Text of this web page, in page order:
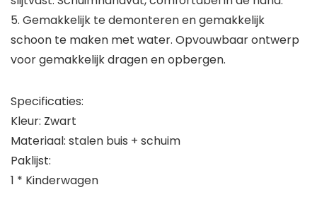
5. Gemakkelijk te demonteren en gemakkelijk
schoon te maken met water. Opvouwbaar ontwerp
voor gemakkelijk dragen en opbergen.
Specificaties:
Kleur: Zwart
Materiaal: stalen buis + schuim
Paklijst:
1 * Kinderwagen